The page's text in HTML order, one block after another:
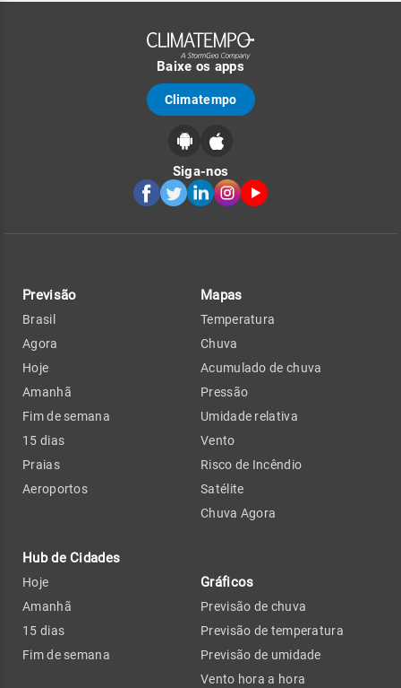
Baixe os apps
Climatempo
Siga-nos
Previsão
Brasil
Agora
Hoje
Amanhã
Fim de semana
15 dias
Praias
Aeroportos
Hub de Cidades
Hoje
Amanhã
15 dias
Fim de semana
Mapas
Temperatura
Chuva
Acumulado de chuva
Pressão
Umidade relativa
Vento
Risco de Incêndio
Satélite
Chuva Agora
Gráficos
Previsão de chuva
Previsão de temperatura
Previsão de umidade
Vento hora a hora